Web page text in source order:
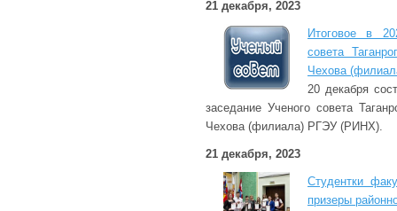
21 декабря, 2023
Итоговое в
совета
Чехова
20 декабря
заседание Ученого совета
Чехова (филиала) РГЭУ (РИНХ).
21 декабря, 2023
Студентки
призеры